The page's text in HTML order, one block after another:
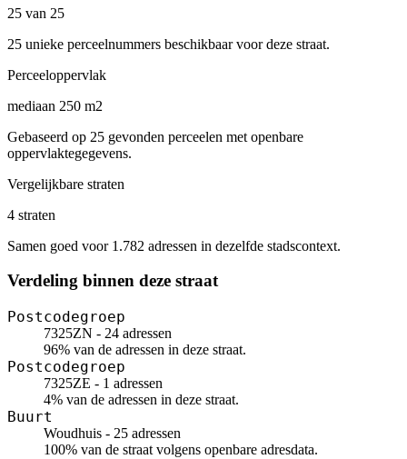
25 van 25
25 unieke perceelnummers beschikbaar voor deze straat.
Perceeloppervlak
mediaan 250 m2
Gebaseerd op 25 gevonden perceelen met openbare
oppervlaktegegevens.
Vergelijkbare straten
4 straten
Samen goed voor 1.782 adressen in dezelfde stadscontext.
Verdeling binnen deze straat
Postcodegroep
7325ZN - 24 adressen
96% van de adressen in deze straat.
Postcodegroep
7325ZE - 1 adressen
4% van de adressen in deze straat.
Buurt
Woudhuis - 25 adressen
100% van de straat volgens openbare adresdata.